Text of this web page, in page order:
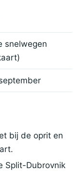
snelwegen
bij de oprit en
Split-Dubrovnik